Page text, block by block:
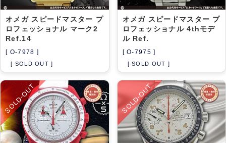
オメガ スピードマスター プ
ロフェッショナル マーク2
Ref.14
[ O-7978 ]
[ SOLD OUT ]
オメガ スピードマスター プ
ロフェッショナル 4thモデ
ル Ref.
[ O-7975 ]
[ SOLD OUT ]
SOLD-OUT SOLD-OUT